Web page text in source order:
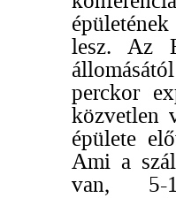
lesz. Az
perckor
közvetlen
épülete
Ami a
van, 5-